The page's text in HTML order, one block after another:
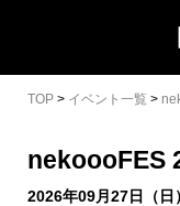
TOP > イベント一覧 >
nekoooFES
2026年09月27日（日）